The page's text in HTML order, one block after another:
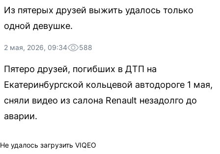
Из пятерых друзей выжить удалось только
одной девушке.
2 мая, 2026, 09:34 588
Пятеро друзей, погибших в ДТП на
Екатеринбургской кольцевой автодороге 1 мая,
сняли видео из салона Renault незадолго до
аварии.
Не удалось загрузить VIQEO